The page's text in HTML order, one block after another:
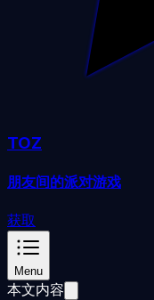
TOZ
朋友间的派对游戏
获取
Menu
本文内容